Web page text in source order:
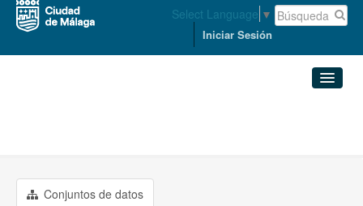
Select Language ▼
Iniciar Sesión
Conjuntos de datos